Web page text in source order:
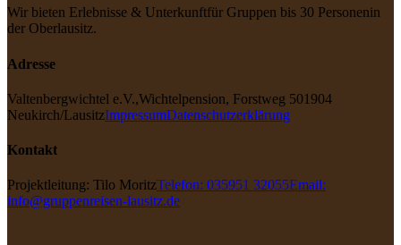
Wir bieten Erlebnisse & Unterkunftfür Gruppen bis 30 Personenin
der Oberlausitz.
Adresse
Valtenbergwichtel e.V.,Wichtelpension, Forstweg 501904
Neukirch/LausitzImpressumDatenschutzerklärung
Kontakt
Projektleitung: Tilo MoritzTelefon: 035951 32055Email:
info@gruppenreisen-lausitz.de